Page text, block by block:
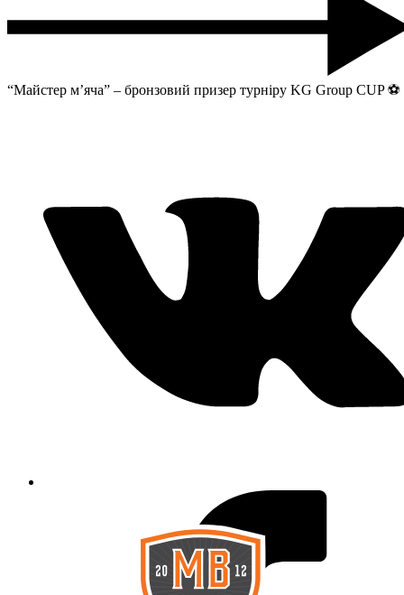
“Майстер м’яча” – бронзовий призер турніру KG Group CUP ⚽️